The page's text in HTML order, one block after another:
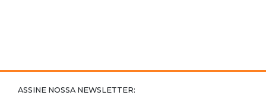
ASSINE NOSSA NEWSLETTER: